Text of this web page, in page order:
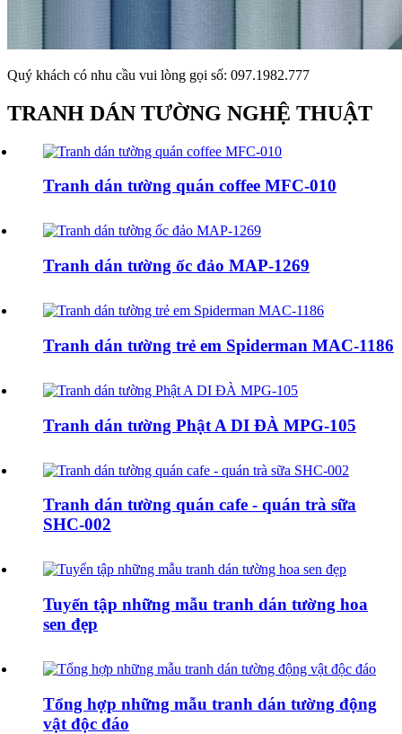
Quý khách có nhu cầu vui lòng gọi số: 097.1982.777
TRANH DÁN TƯỜNG NGHỆ THUẬT
Tranh dán tường quán coffee MFC-010
Tranh dán tường ốc đảo MAP-1269
Tranh dán tường trẻ em Spiderman MAC-1186
Tranh dán tường Phật A DI ĐÀ MPG-105
Tranh dán tường quán cafe - quán trà sữa
SHC-002
Tuyển tập những mẫu tranh dán tường hoa
sen đẹp
Tổng hợp những mẫu tranh dán tường động
vật độc đáo